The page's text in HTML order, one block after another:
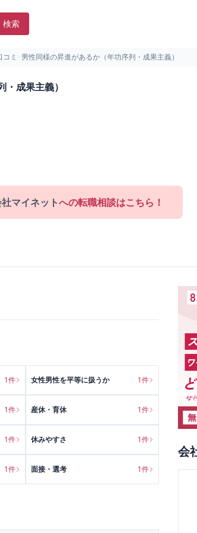
検索
ミ 男性同様の昇進があるか（年功序列・成果主義）
成果主義）
マイネットへの転職相談はこちら！
1件 女性男性を平等に扱うか 1件
1件 産休・育休 1件
1件 休みやすさ 1件
1件 面接・選考 1件
会